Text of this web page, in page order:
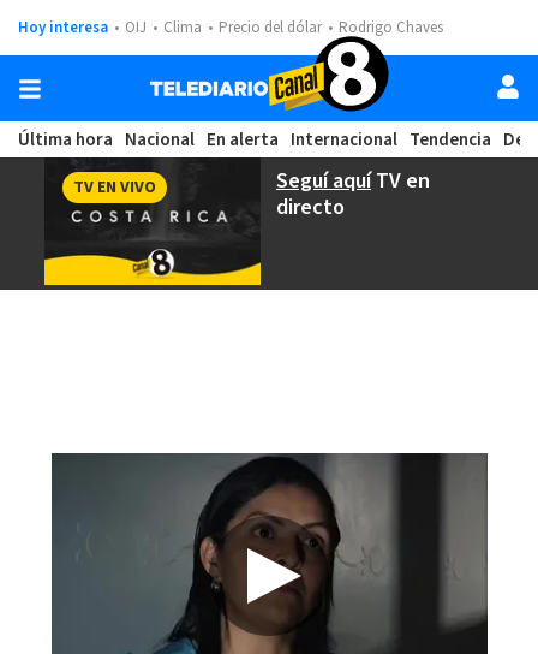
Hoy interesa OIJ Clima Precio del dólar Rodrigo Chaves
Última hora Nacional En alerta Internacional Tendencia
Seguí aquíTV en
directo
TV EN VIVO